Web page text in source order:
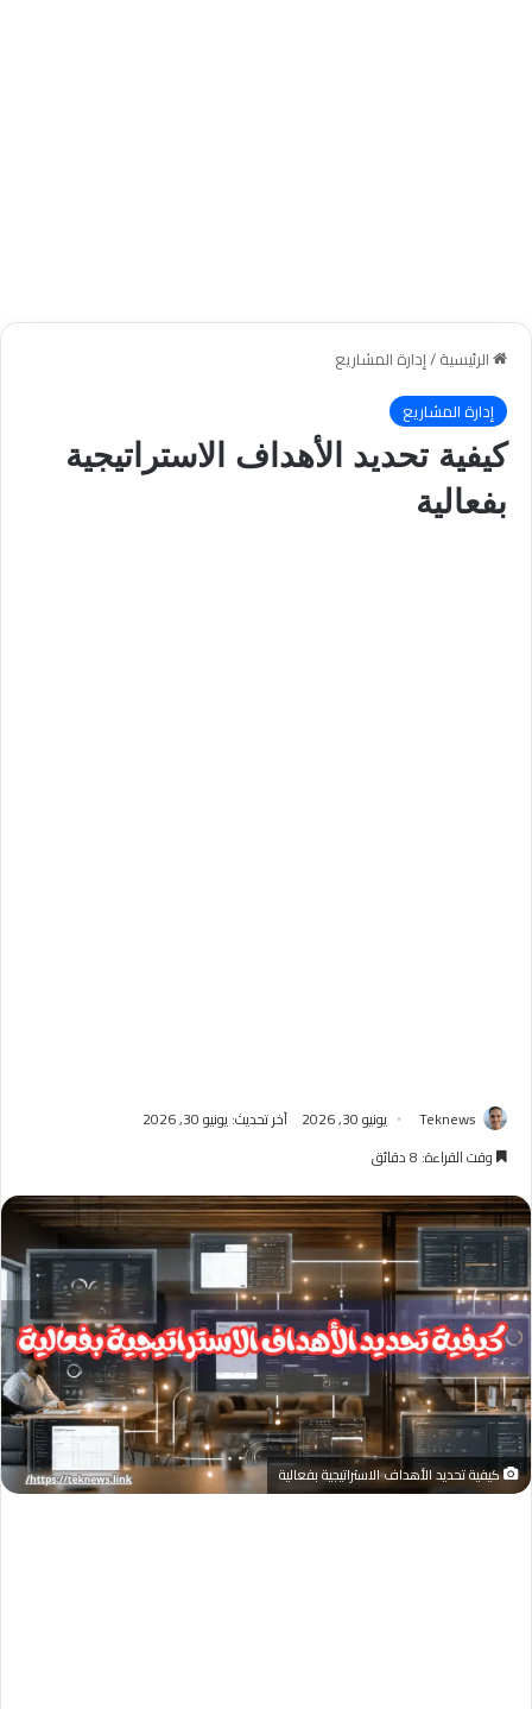
الرئيسية/إدارة المشاريع
إدارة المشاريع
كيفية تحديد الأهداف الاستراتيجية
بفعالية
Teknews يونيو 30, 2026
آخر تحديث: يونيو 30, 2026
وقت القراءة: 8 دقائق
كيفية تحديد الأهداف الاستراتيجية بفعالية